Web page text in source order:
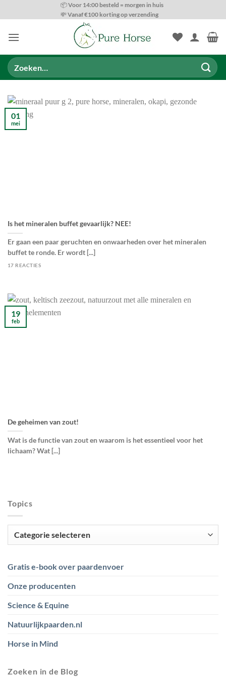
naar
📦 Voor 14:00 besteld = morgen in huis
💸 Vanaf €100 korting op verzending
Zoeken
naar:
Is het mineralen buffet gevaarlijk? NEE!
Er gaan een paar geruchten en onwaarheden over het mineralen
buffet te ronde. Er wordt [...]
17 REACTIES
01
mei
De geheimen van zout!
Wat is de functie van zout en waarom is het essentieel voor het
lichaam? Wat [...]
19
feb
Topics
Gratis e-book over paardenvoer
Onze producenten
Science & Equine
Natuurlijkpaarden.nl
Horse in Mind
Zoeken in de Blog